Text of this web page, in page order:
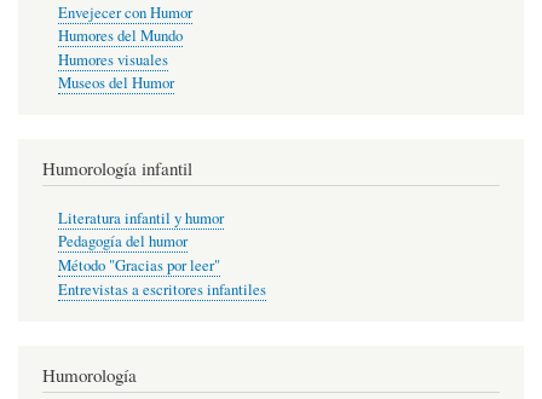
Envejecer con Humor
Humores del Mundo
Humores visuales
Museos del Humor
Humorología infantil
Literatura infantil y humor
Pedagogía del humor
Método "Gracias por leer"
Entrevistas a escritores infantiles
Humorología